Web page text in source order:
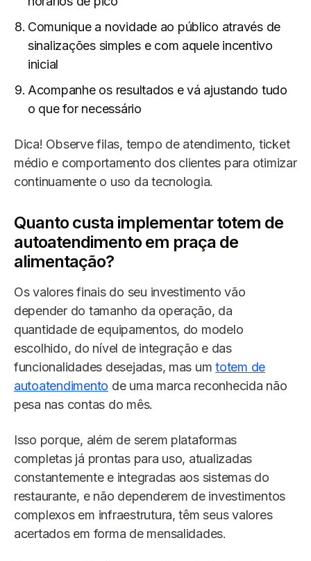
Comunique a novidade ao público através de
sinalizações simples e com aquele incentivo
inicial
Acompanhe os resultados e vá ajustando tudo
o que for necessário
Dica! Observe filas, tempo de atendimento, ticket
médio e comportamento dos clientes para otimizar
continuamente o uso da tecnologia.
Quanto custa implementar totem de
autoatendimento em praça de
alimentação?
Os valores finais do seu investimento vão
depender do tamanho da operação, da
quantidade de equipamentos, do modelo
escolhido, do nível de integração e das
funcionalidades desejadas, mas umtotem de
autoatendimento de uma marca reconhecida não
pesa nas contas do mês.
Isso porque, além de serem plataformas
completas já prontas para uso, atualizadas
constantemente e integradas aos sistemas do
restaurante, e não dependerem de investimentos
complexos em infraestrutura, têm seus valores
acertados em forma de mensalidades.